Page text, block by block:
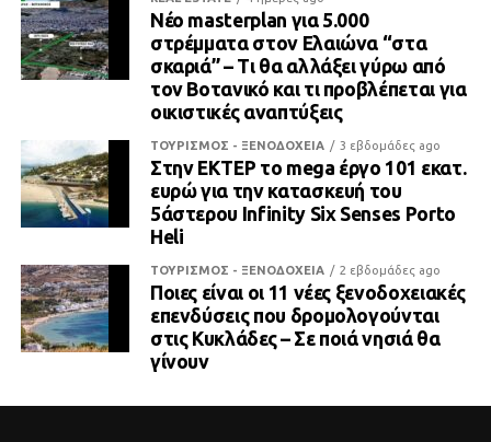
Νέο masterplan για 5.000
στρέμματα στον Ελαιώνα “στα
σκαριά” – Τι θα αλλάξει γύρω από
τον Βοτανικό και τι προβλέπεται για
οικιστικές αναπτύξεις
ΤΟΥΡΙΣΜΟΣ - ΞΕΝΟΔΟΧΕΙΑ 3 εβδομάδες ago
Στην ΕΚΤΕΡ το mega έργο 101 εκατ.
ευρώ για την κατασκευή του
5άστερου Infinity Six Senses Porto
Heli
ΤΟΥΡΙΣΜΟΣ - ΞΕΝΟΔΟΧΕΙΑ 2 εβδομάδες ago
Ποιες είναι οι 11 νέες ξενοδοχειακές
επενδύσεις που δρομολογούνται
στις Κυκλάδες – Σε ποιά νησιά θα
γίνουν